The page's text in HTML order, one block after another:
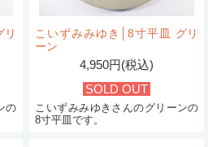
の
こいずみみゆき│8寸平皿 グリ
ーン
4,950円(税込)
SOLD OUT
こいずみみゆきさんのグリーンの
8寸平皿です。